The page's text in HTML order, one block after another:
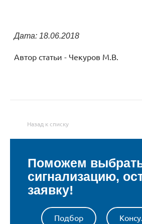
Дата: 18.06.2018
Автор статьи - Чекуров М.В.
Назад к списку
Поможем
сигнализацию,
заявку!
Подбор